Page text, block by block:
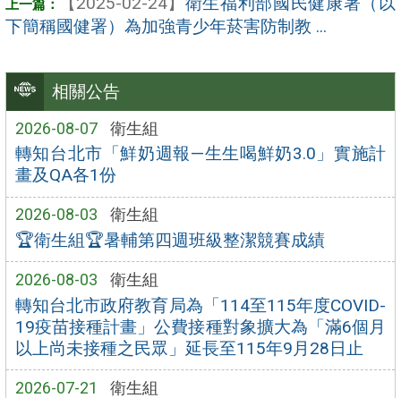
相關公告
2026-08-07 衛生組
轉知台北市「鮮奶週報—生生喝鮮奶3.0」實施計
畫及QA各1份
2026-08-03 衛生組
🏆衛生組🏆暑輔第四週班級整潔競賽成績
2026-08-03 衛生組
轉知台北市政府教育局為「114至115年度COVID-
19疫苗接種計畫」公費接種對象擴大為「滿6個月
以上尚未接種之民眾」延長至115年9月28日止
2026-07-21 衛生組
下簡稱國健署）為加強青少年菸害防制教 ...